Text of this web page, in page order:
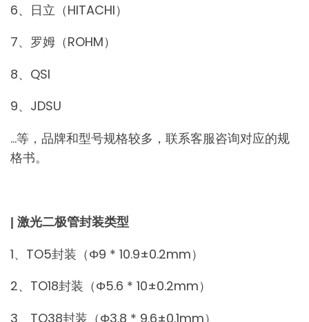
6、日立（HITACHI）
7、罗姆（ROHM）
8、QSI
9、JDSU
…等，品牌和型号规格较多，联系客服咨询对应的规
格书。
| 激光二极管封装类型
1、TO5封装（Φ9 * 10.9±0.2mm）
2、TO18封装（Φ5.6 * 10±0.2mm）
3、TO38封装（Φ3.8 * 9.6±0.1mm）